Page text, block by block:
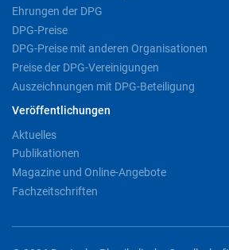
Ehrungen der DPG
DPG-Preise
DPG-Preise mit anderen Organisationen
Preise der DPG-Vereinigungen
Auszeichnungen mit DPG-Beteiligung
Veröffentlichungen
Aktuelles
Publikationen
Magazine und Online-Angebote
Fachzeitschriften